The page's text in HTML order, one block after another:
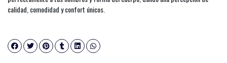
calidad, comodidad y confort únicos.